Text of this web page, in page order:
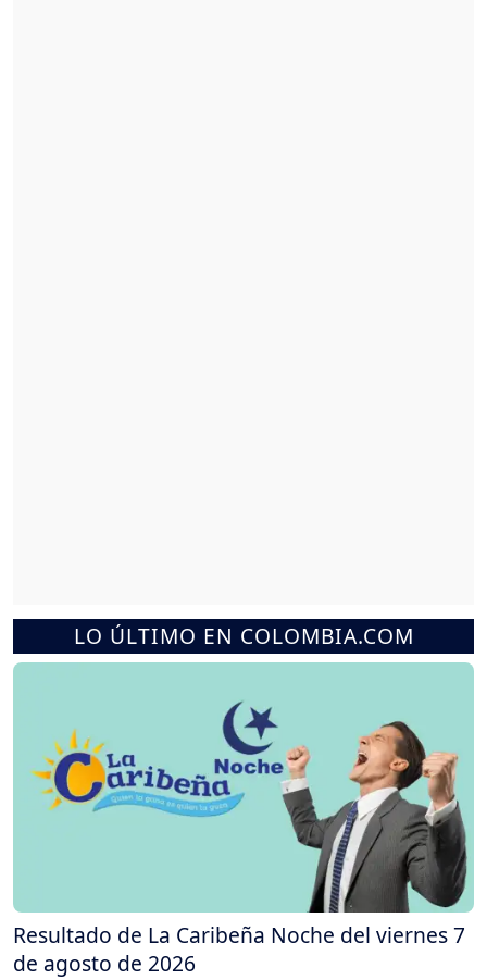
LO ÚLTIMO EN COLOMBIA.COM
Resultado de La Caribeña Noche del viernes 7
de agosto de 2026